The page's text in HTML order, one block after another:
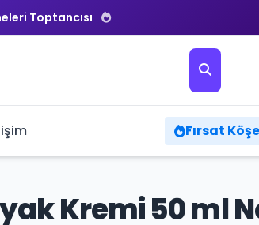
Toptancısı
Fırsat
Kremi 50 ml